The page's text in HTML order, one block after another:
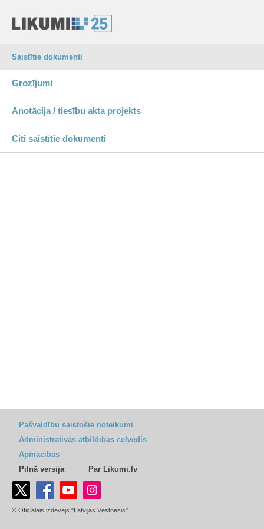
Saistītie dokumenti
Grozījumi
Anotācija / tiesību akta projekts
Citi saistītie dokumenti
Pašvaldību saistošie noteikumi
Administratīvās atbildības ceļvedis
Apmācības
Pilnā versija
Par Likumi.lv
© Oficiālais izdevējs "Latvijas Vēstnesis"